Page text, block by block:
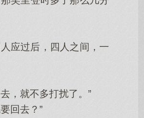
应过后，四人之间，一
就不多打扰了。”
回去？”